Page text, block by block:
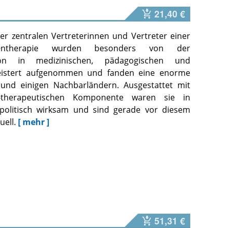
21,40 €
zentralen Vertreterinnen und Vertreter einer
wurden besonders von der
in medizinischen, pädagogischen und
aufgenommen und fanden eine enorme
einigen Nachbarländern. Ausgestattet mit
therapeutischen Komponente waren sie in
wirksam und sind gerade vor diesem
[ mehr ]
51,31 €